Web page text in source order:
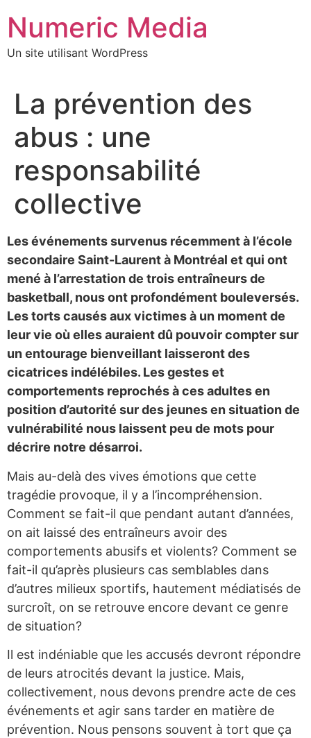
contenu
Numeric Media
Un site utilisant WordPress
La prévention des
abus : une
responsabilité
collective
Les événements survenus récemment à l’école
secondaire Saint-Laurent à Montréal et qui ont
mené à l’arrestation de trois entraîneurs de
basketball, nous ont profondément bouleversés.
Les torts causés aux victimes à un moment de
leur vie où elles auraient dû pouvoir compter sur
un entourage bienveillant laisseront des
cicatrices indélébiles. Les gestes et
comportements reprochés à ces adultes en
position d’autorité sur des jeunes en situation de
vulnérabilité nous laissent peu de mots pour
décrire notre désarroi.
Mais au-delà des vives émotions que cette
tragédie provoque, il y a l’incompréhension.
Comment se fait-il que pendant autant d’années,
on ait laissé des entraîneurs avoir des
comportements abusifs et violents? Comment se
fait-il qu’après plusieurs cas semblables dans
d’autres milieux sportifs, hautement médiatisés de
surcroît, on se retrouve encore devant ce genre
de situation?
Il est indéniable que les accusés devront répondre
de leurs atrocités devant la justice. Mais,
collectivement, nous devons prendre acte de ces
événements et agir sans tarder en matière de
prévention. Nous pensons souvent à tort que ça